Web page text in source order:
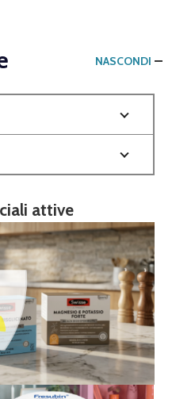
NASCONDI
attive